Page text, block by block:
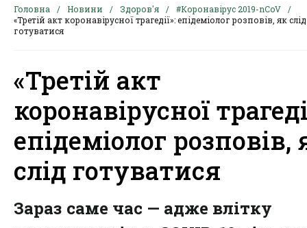
Головна Новини Здоров'я
#Коронавірус 2019-nCoV
«Третій акт коронавірусної трагедії»: епідеміолог розповів, як слід
готуватися
«Третій акт
коронавірусної
епідеміолог розповів,
слід готуватися
Зараз саме час — адже влітку